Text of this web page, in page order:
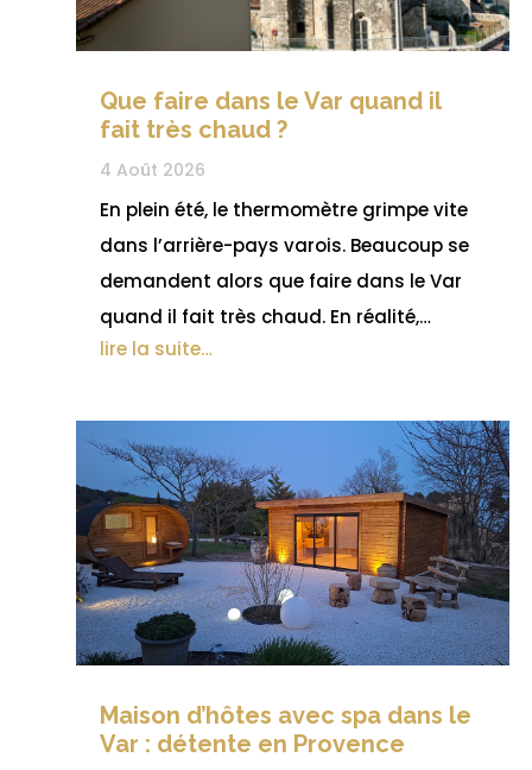
Que faire dans le Var quand il
fait très chaud ?
4 Août 2026
En plein été, le thermomètre grimpe vite
dans l’arrière-pays varois. Beaucoup se
demandent alors que faire dans le Var
quand il fait très chaud. En réalité,…
lire la suite…
Maison d’hôtes avec spa dans le
Var : détente en Provence